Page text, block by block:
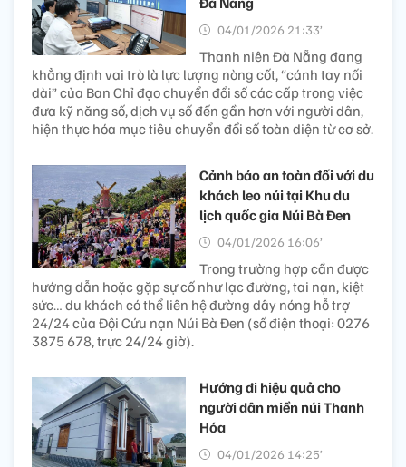
04/01/2026 21:33’
Thanh niên Đà Nẵng đang
khẳng định vai trò là lực lượng nòng cốt, “cánh tay nối
dài” của Ban Chỉ đạo chuyển đổi số các cấp trong việc
đưa kỹ năng số, dịch vụ số đến gần hơn với người dân,
hiện thực hóa mục tiêu chuyển đổi số toàn diện từ cơ sở.
Cảnh báo an toàn đối với du
khách leo núi tại Khu du
lịch quốc gia Núi Bà Đen
04/01/2026 16:06’
Trong trường hợp cần được
hướng dẫn hoặc gặp sự cố như lạc đường, tai nạn, kiệt
sức… du khách có thể liên hệ đường dây nóng hỗ trợ
24/24 của Đội Cứu nạn Núi Bà Đen (số điện thoại: 0276
3875 678, trực 24/24 giờ).
Hướng đi hiệu quả cho
người dân miền núi Thanh
Hóa
04/01/2026 14:25’